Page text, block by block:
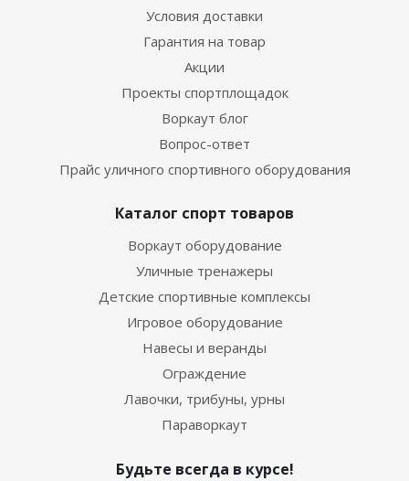
Условия доставки
Гарантия на товар
Акции
Проекты спортплощадок
Воркаут блог
Вопрос-ответ
Прайс уличного спортивного оборудования
Каталог спорт товаров
Воркаут оборудование
Уличные тренажеры
Детские спортивные комплексы
Игровое оборудование
Навесы и веранды
Ограждение
Лавочки, трибуны, урны
Параворкаут
Будьте всегда в курсе!